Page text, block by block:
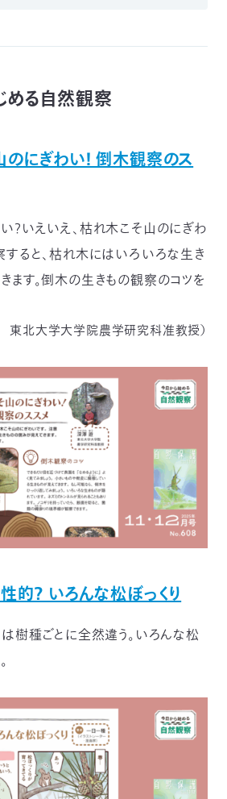
める自然観察
にぎわい！ 倒木観察のス
？いえいえ、枯れ木こそ山のにぎわ
すると、枯れ木にはいろいろな生き
ます。倒木の生きもの観察のコツを
東北大学大学院農学研究科准教授）
的？ いろんな松ぼっくり
は樹種ごとに全然違う。いろんな松